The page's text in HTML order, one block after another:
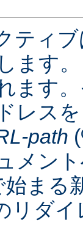
ティ
ます
ます
レス
path
メン
始まる
リダ